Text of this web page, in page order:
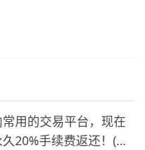
用的交易平台，现在
20%手续费返还！(必